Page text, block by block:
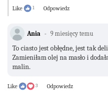
Like 1 Odpowiedz
Ania 9 miesięcy temu
To ciasto jest obłędne, jest tak
Zamieniłam olej na masło i
malin.
Like 3 Odpowiedz